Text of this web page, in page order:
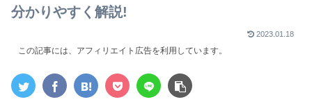
分かりやすく解説!
2023.01.18
この記事には、アフィリエイト広告を利用しています。